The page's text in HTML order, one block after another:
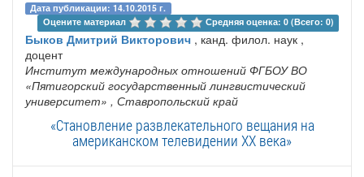
Дата публикации: 14.10.2015 г.
Оцените материал
Средняя оценка: 0 (Всего: 0)
Быков Дмитрий Викторович , канд. филол. наук ,
доцент
Институт международных отношений ФГБОУ ВО
«Пятигорский государственный лингвистический
университет» , Ставропольский край
«Становление развлекательного вещания на
американском телевидении XX века»